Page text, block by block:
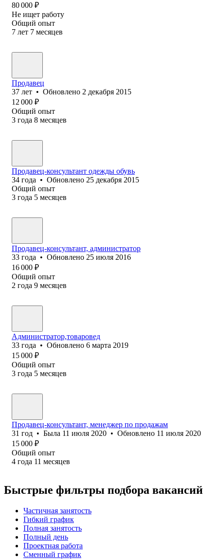
80 000 ₽
Не ищет работу
Общий опыт
7 лет 7 месяцев
Продавец
37 лет • Обновлено 2 декабря 2015
12 000 ₽
Общий опыт
3 года 8 месяцев
Продавец-консультант одежды обувь
34 года • Обновлено 25 декабря 2015
Общий опыт
3 года 5 месяцев
Продавец-консультант, администратор
33 года • Обновлено 25 июля 2016
16 000 ₽
Общий опыт
2 года 9 месяцев
Администратор,товаровед
33 года • Обновлено 6 марта 2019
15 000 ₽
Общий опыт
3 года 5 месяцев
Продавец-консультант, менеджер по продажам
31 год • Была 11 июля 2020 • Обновлено 11 июля 2020
15 000 ₽
Общий опыт
4 года 11 месяцев
Быстрые фильтры подбора вакансий
Частичная занятость
Гибкий график
Полная занятость
Полный день
Проектная работа
Сменный график